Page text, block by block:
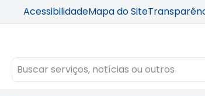
AcessibilidadeMapa do Site